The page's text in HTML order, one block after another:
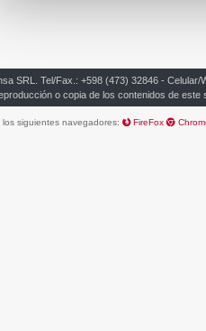
SRL. Tel/Fax.: +598 (473) 32846 - Celular/
o copia de los contenidos de este
siguientes navegadores: FireFox